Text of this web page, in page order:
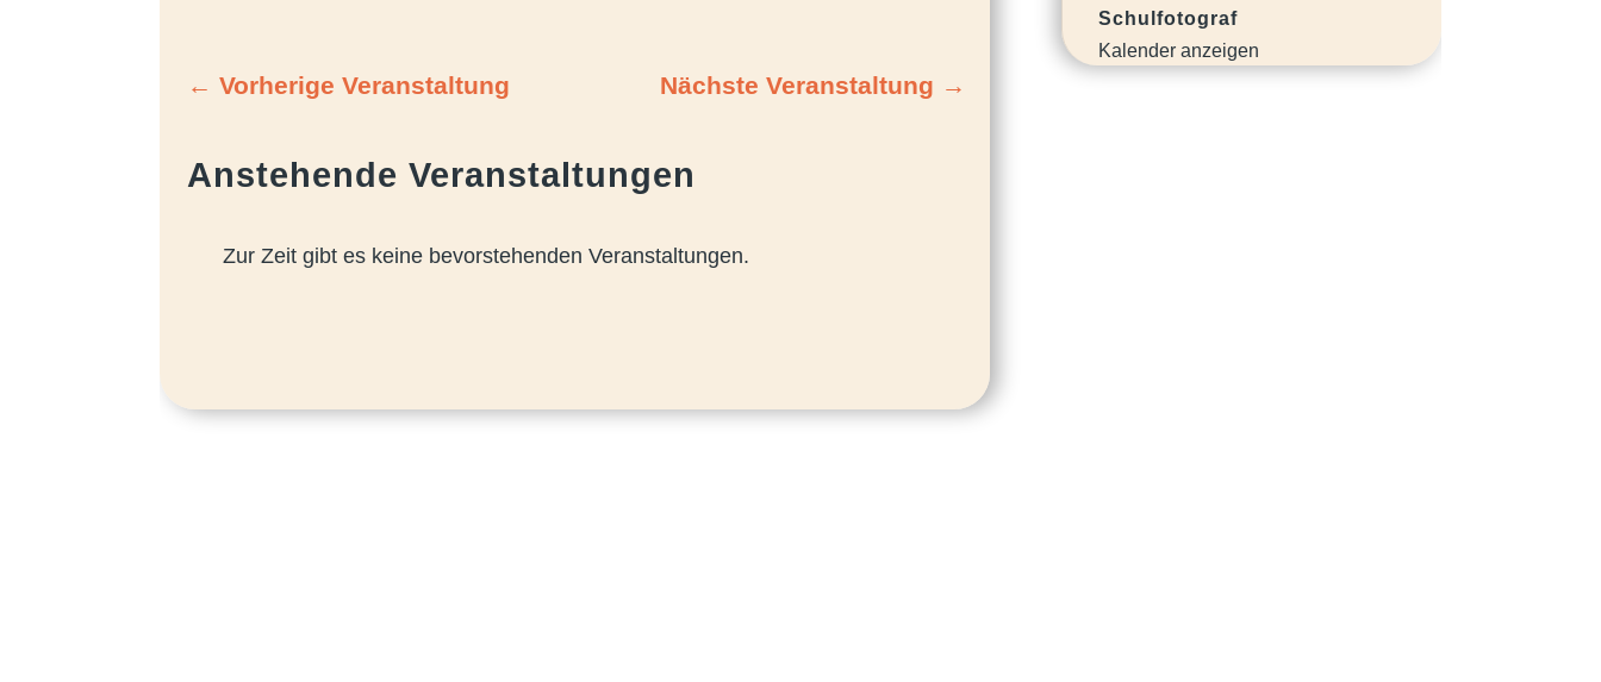
←Vorherige Veranstaltung Nächste Veranstaltung →
Anstehende Veranstaltungen
Zur Zeit gibt es keine bevorstehenden Veranstaltungen.
Schulfotograf
Kalender anzeigen